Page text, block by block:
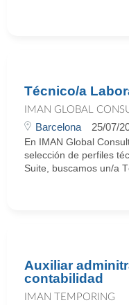
Técnico/a
IMAN GLOBAL
Barcelona 25/07/
En IMAN Global
selección de perfiles
Suite, buscamos un/a
Auxiliar
contabilidad
IMAN TEMPORING